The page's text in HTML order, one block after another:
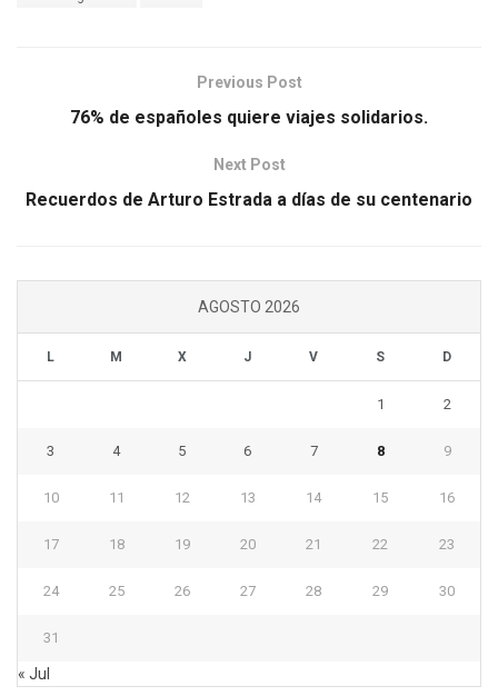
Previous Post
76% de españoles quiere viajes solidarios.
Next Post
Recuerdos de Arturo Estrada a días de su centenario
AGOSTO 2026
L M X J V S D
1 2
3 4 5 6 7 8 9
10 11 12 13 14 15 16
17 18 19 20 21 22 23
24 25 26 27 28 29 30
31
« Jul